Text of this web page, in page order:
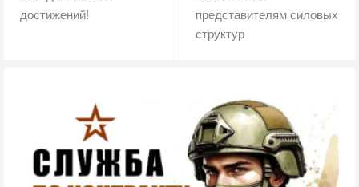
достижений!
представителям силовых
структур